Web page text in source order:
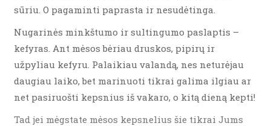
sūriu. O pagaminti paprasta ir nesudėtinga.
Nugarinės minkštumo ir sultingumo paslaptis –
kefyras. Ant mėsos bėriau druskos, pipirų ir
užpyliau kefyru. Palaikiau valandą, nes neturėjau
daugiau laiko, bet marinuoti tikrai galima ilgiau ar
net pasiruošti kepsnius iš vakaro, o kitą dieną kepti!
Tad jei mėgstate mėsos kepsnelius šie tikrai Jums